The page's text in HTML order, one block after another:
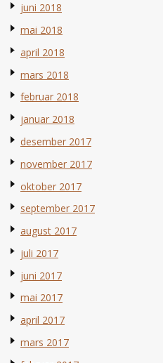
juni 2018
mai 2018
april 2018
mars 2018
februar 2018
januar 2018
desember 2017
november 2017
oktober 2017
september 2017
august 2017
juli 2017
juni 2017
mai 2017
april 2017
mars 2017